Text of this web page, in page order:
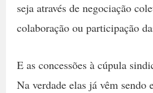
seja através de negociação
colaboração ou participação
E as concessões à cúpula
Na verdade elas já vêm sendo